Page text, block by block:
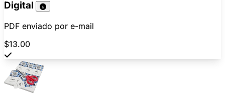
Digital
PDF enviado por e-mail
$13.00